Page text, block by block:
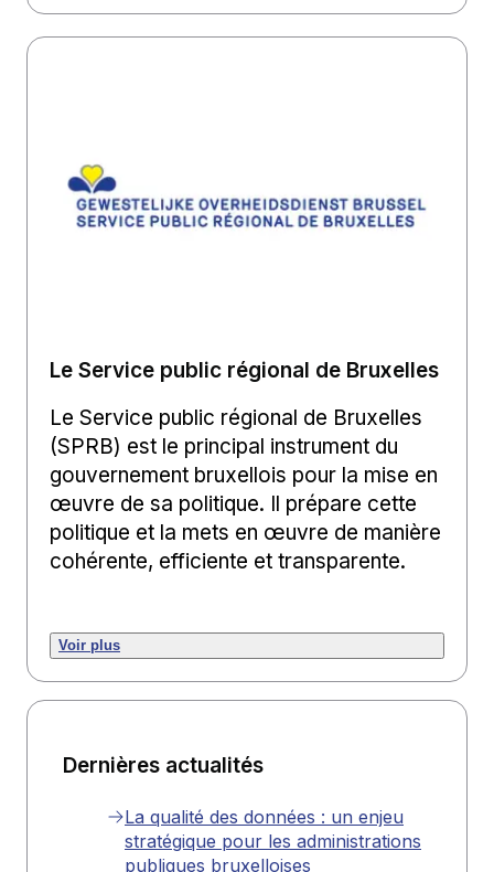
Le Service public régional de Bruxelles
Le Service public régional de Bruxelles
(SPRB) est le principal instrument du
gouvernement bruxellois pour la mise en
œuvre de sa politique. Il prépare cette
politique et la mets en œuvre de manière
cohérente, efficiente et transparente.
Voir plus
Dernières actualités
La qualité des données : un enjeu
stratégique pour les administrations
publiques bruxelloises